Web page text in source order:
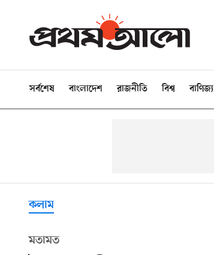
সর্বশেষ বাংলাদেশ রাজনীতি বিশ্ব বাণিজ্য
কলাম
মতামত